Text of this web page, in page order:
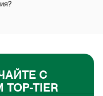
С
TIER